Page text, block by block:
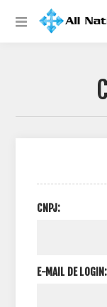
CNPJ:
E-MAIL DE LOGIN: